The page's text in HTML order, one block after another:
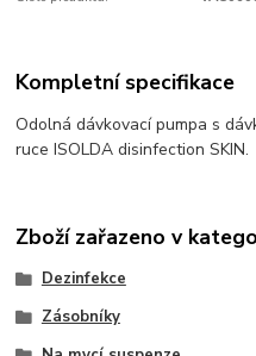
Kompletní specifikace
​Odolná dávkovací pumpa s
ruce ISOLDA disinfection SKIN.
Zboží zařazeno v
Dezinfekce
Zásobníky